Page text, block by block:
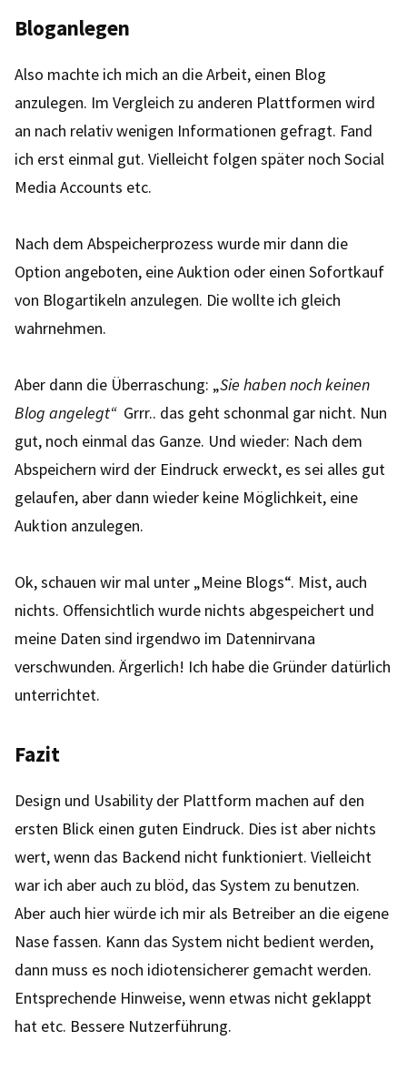
Bloganlegen
Also machte ich mich an die Arbeit, einen Blog
anzulegen. Im Vergleich zu anderen Plattformen wird
an nach relativ wenigen Informationen gefragt. Fand
ich erst einmal gut. Vielleicht folgen später noch Social
Media Accounts etc.
Nach dem Abspeicherprozess wurde mir dann die
Option angeboten, eine Auktion oder einen Sofortkauf
von Blogartikeln anzulegen. Die wollte ich gleich
wahrnehmen.
Aber dann die Überraschung: „Sie haben noch keinen
Blog angelegt“ Grrr.. das geht schonmal gar nicht. Nun
gut, noch einmal das Ganze. Und wieder: Nach dem
Abspeichern wird der Eindruck erweckt, es sei alles gut
gelaufen, aber dann wieder keine Möglichkeit, eine
Auktion anzulegen.
Ok, schauen wir mal unter „Meine Blogs“. Mist, auch
nichts. Offensichtlich wurde nichts abgespeichert und
meine Daten sind irgendwo im Datennirvana
verschwunden. Ärgerlich! Ich habe die Gründer datürlich
unterrichtet.
Fazit
Design und Usability der Plattform machen auf den
ersten Blick einen guten Eindruck. Dies ist aber nichts
wert, wenn das Backend nicht funktioniert. Vielleicht
war ich aber auch zu blöd, das System zu benutzen.
Aber auch hier würde ich mir als Betreiber an die eigene
Nase fassen. Kann das System nicht bedient werden,
dann muss es noch idiotensicherer gemacht werden.
Entsprechende Hinweise, wenn etwas nicht geklappt
hat etc. Bessere Nutzerführung.